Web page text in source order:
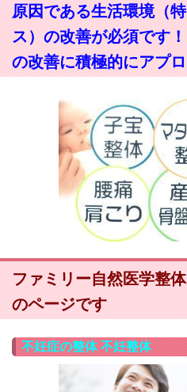
原因である生活環境（
ス）の改善が必須です
の改善に積極的にアプ
ファミリー自然医学整
のページです
不妊症の整体 不妊整体